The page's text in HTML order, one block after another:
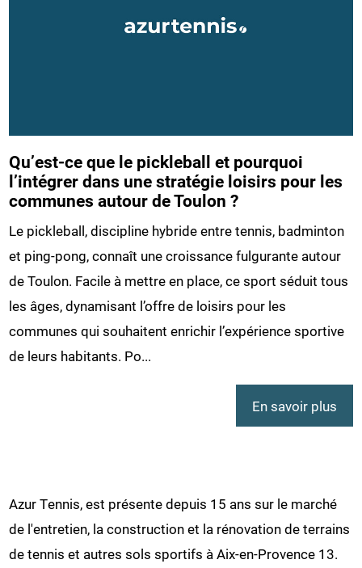
Qu’est-ce que le pickleball et pourquoi
l’intégrer dans une stratégie loisirs pour les
communes autour de Toulon ?
Le pickleball, discipline hybride entre tennis, badminton
et ping-pong, connaît une croissance fulgurante autour
de Toulon. Facile à mettre en place, ce sport séduit tous
les âges, dynamisant l’offre de loisirs pour les
communes qui souhaitent enrichir l’expérience sportive
de leurs habitants. Po...
En savoir plus
Azur Tennis, est présente depuis 15 ans sur le marché
de l'entretien, la construction et la rénovation de terrains
de tennis et autres sols sportifs à Aix-en-Provence 13.